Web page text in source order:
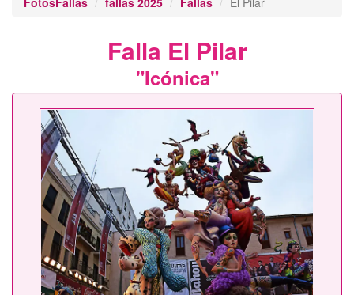
Falla El Pilar
"Icónica"